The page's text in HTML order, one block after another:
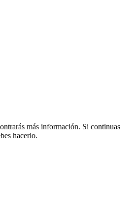
más información. Si continuas
hacerlo.